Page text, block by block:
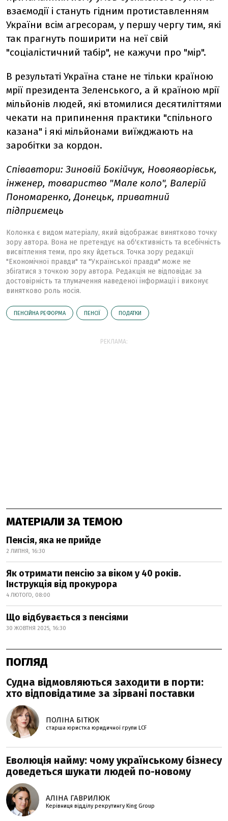
взаємодії і стануть гідним протиставленням
України всім агресорам, у першу чергу тим, які
так прагнуть поширити на неї свій
"соціалістичний табір", не кажучи про "мір".
В результаті Україна стане не тільки країною
мрії президента Зеленського, а й країною мрії
мільйонів людей, які втомилися десятиліттями
чекати на припинення практики "спільного
казана" і які мільйонами виїжджають на
заробітки за кордон.
Співавтори: Зиновій Бокійчук, Новояворівськ,
інженер, товариство "Мале коло", Валерій
Пономаренко, Донецьк, приватний
підприємець
Колонка є видом матеріалу, який відображає винятково точку
зору автора. Вона не претендує на об'єктивність та всебічність
висвітлення теми, про яку йдеться. Точка зору редакції
"Економічної правди" та "Української правди" може не
збігатися з точкою зору автора. Редакція не відповідає за
достовірність та тлумачення наведеної інформації і виконує
винятково роль носія.
ПЕНСІЙНА РЕФОРМА ПЕНСІЇ ПОДАТКИ
РЕКЛАМА:
МАТЕРІАЛИ ЗА ТЕМОЮ
Пенсія, яка не прийде
2 ЛИПНЯ, 16:30
Як отримати пенсію за віком у 40 років.
Інструкція від прокурора
4 ЛЮТОГО, 08:00
Що відбувається з пенсіями
30 ЖОВТНЯ 2025, 16:30
ПОГЛЯД
Судна відмовляються заходити в порти:
хто відповідатиме за зірвані поставки
ПОЛІНА БІТЮК
старша юристка юридичної групи LCF
Еволюція найму: чому українському бізнесу
доведеться шукати людей по-новому
АЛІНА ГАВРИЛЮК
Керівниця відділу рекрутингу King Group